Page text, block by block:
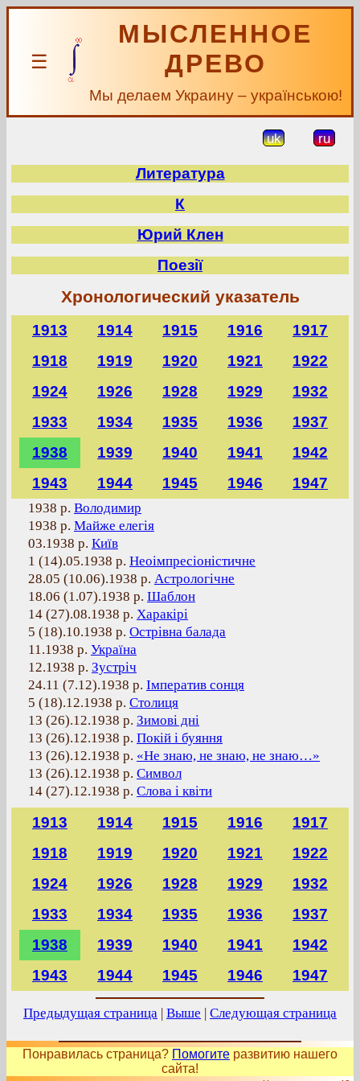
☰
МЫСЛЕННОЕ
ДРЕВО
Мы делаем Украину – українською!
uk ru
Литература
К
Юрий Клен
Поезії
Хронологический указатель
1913 1914 1915 1916
1917
1918
1919 1920 1921
1922
1924
1926 1928 1929
1932
1933
1934 1935 1936
1937
1938
1939 1940 1941
1942
1943
1944 1945 1946 1947
1938 р. Володимир
1938 р. Майже елегія
03.1938 р. Київ
1 (14).05.1938 р. Неоімпресіоністичне
28.05 (10.06).1938 р. Астрологічне
18.06 (1.07).1938 р. Шаблон
14 (27).08.1938 р. Харакірі
5 (18).10.1938 р. Острівна балада
11.1938 р. Україна
12.1938 р. Зустріч
24.11 (7.12).1938 р. Імператив сонця
5 (18).12.1938 р. Столиця
13 (26).12.1938 р. Зимові дні
13 (26).12.1938 р. Покій і буяння
13 (26).12.1938 р. «Не знаю, не знаю, не знаю…»
13 (26).12.1938 р. Символ
14 (27).12.1938 р. Слова і квіти
1913 1914 1915 1916
1917
1918
1919 1920 1921
1922
1924
1926 1928 1929
1932
1933
1934 1935 1936
1937
1938
1939 1940 1941
1942
1943
1944 1945 1946 1947
Предыдущая страница | Выше | Следующая страница
Понравилась страница? Помогите развитию нашего
сайта!